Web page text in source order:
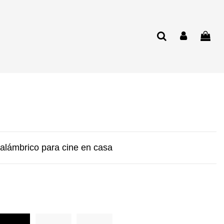
para cine en casa